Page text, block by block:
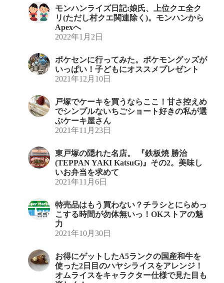
モンハンライズ日記:娘氏、上位クエ全ク
リ(ただし村クエ関連除く)。モンハンから
Apexへ
2022年1月2日
ポケセンに行ってみた。ポケモングッズが
いっぱい！子どもにオススメプレゼント
2021年12月10日
戸塚でケーキを買うならここ！甘さ控えめ
でシンプルないちごショート好きの私が選
ぶケーキ屋さん
2021年11月23日
東戸塚の隠れた名店。 『鉄板焼 勝治
(TEPPAN YAKI KatsuG)』その2。美味し
いお弁当を求めて
2021年11月6日
特売品はもう買わない？チラシとにらめっ
こする時間が勿体無いっ！OKストアの魅
力
2021年10月30日
お得にゲットしたA5ランクの国産和牛を
使った2日目のハヤシライスをアレンジ！
オムライスをキャラクター仕様で見た目も